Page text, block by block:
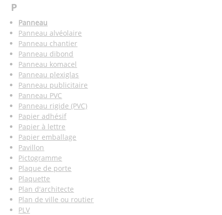
P
Panneau
Panneau alvéolaire
Panneau chantier
Panneau dibond
Panneau komacel
Panneau plexiglas
Panneau publicitaire
Panneau PVC
Panneau rigide (PVC)
Papier adhésif
Papier à lettre
Papier emballage
Pavillon
Pictogramme
Plaque de porte
Plaquette
Plan d'architecte
Plan de ville ou routier
PLV